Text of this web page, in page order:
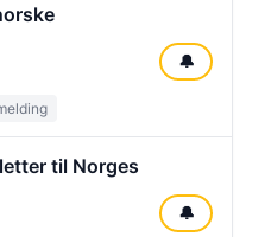
🔔
til Norges
🔔